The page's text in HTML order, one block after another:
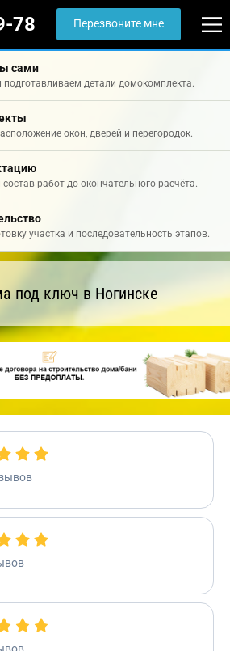
78 Перезвоните мне
сами
подготавливаем детали домокомплекта.
окон, дверей и перегородок.
работ до окончательного расчёта.
участка и последовательность этапов.
под ключ в Ногинске